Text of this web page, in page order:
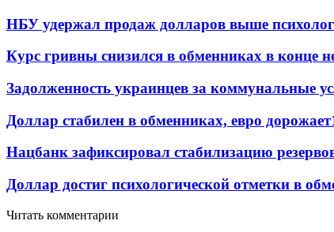
НБУ удержал продаж долларов выше
Курс гривны снизился в обменниках в конце
Задолженность украинцев за коммунальные
Доллар стабилен в обменниках, евро дорожает
Нацбанк зафиксировал стабилизацию
Доллар достиг психологической отметки в
Читать комментарии